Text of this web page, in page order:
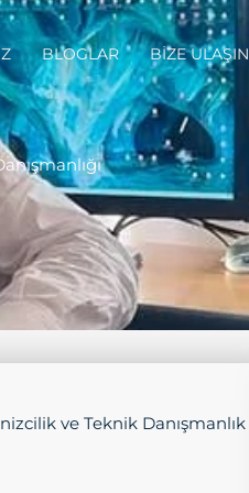
BLOGLAR BIZE ULAŞIN
ve Teknik Danışmanlık